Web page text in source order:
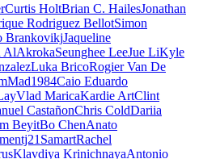
Curtis HoltBrian C. HailesJonathan
Rodriguez BellotSimon
BrankovikjJaqueline
AlAkrokaSeunghee LeeJue LiKyle
Luka BricoRogier Van De
Mad1984Caio Eduardo
Vlad MaricaKardie ArtClint
CastañonChris ColdDariia
BeyitBo ChenAnato
SamartRachel
Klavdiya KrinichnayaAntonio